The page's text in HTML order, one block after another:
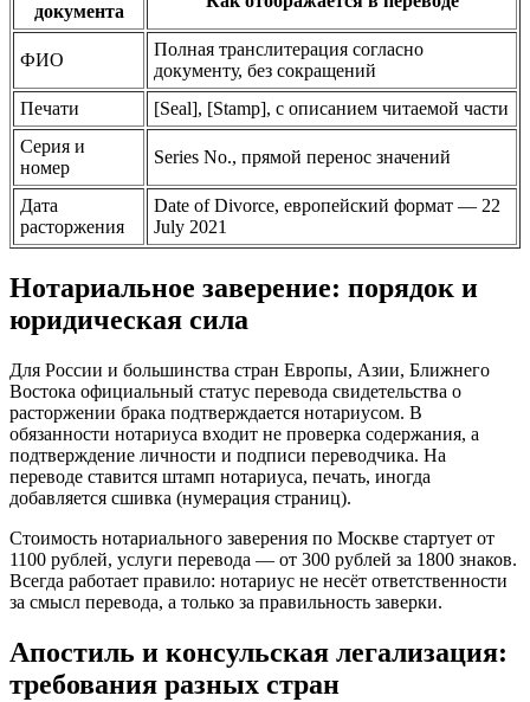
документа
ФИО
Полная транслитерация согласно
документу, без сокращений
Печати
[Seal], [Stamp], с описанием читаемой части
Серия и
номер
Series No., прямой перенос значений
Дата
расторжения
Date of Divorce, европейский формат — 22
July 2021
Нотариальное заверение: порядок и
юридическая сила
Для России и большинства стран Европы, Азии, Ближнего
Востока официальный статус перевода свидетельства о
расторжении брака подтверждается нотариусом. В
обязанности нотариуса входит не проверка содержания, а
подтверждение личности и подписи переводчика. На
переводе ставится штамп нотариуса, печать, иногда
добавляется сшивка (нумерация страниц).
Стоимость нотариального заверения по Москве стартует от
1100 рублей, услуги перевода — от 300 рублей за 1800 знаков.
Всегда работает правило: нотариус не несёт ответственности
за смысл перевода, а только за правильность заверки.
Апостиль и консульская легализация:
требования разных стран